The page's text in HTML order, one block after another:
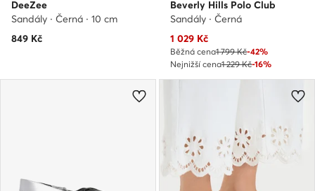
DeeZee
Sandály · Černá · 10 cm
849 Kč
Beverly Hills Polo Club
Sandály · Černá
Aktuální cena
1 029 Kč
Běžná cena1 799 Kč-42%
Nejnižší cena1 229 Kč-16%